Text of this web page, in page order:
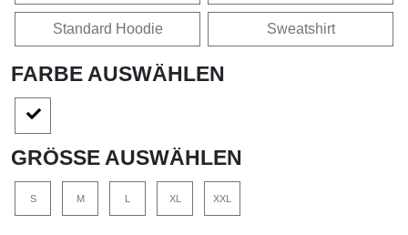
Standard Hoodie Sweatshirt
FARBE AUSWÄHLEN
GRÖSSE AUSWÄHLEN
S M L XL XXL